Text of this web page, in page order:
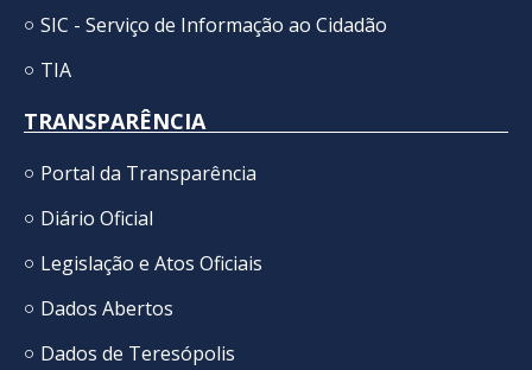
SIC - Serviço de Informação ao Cidadão
TIA
TRANSPARÊNCIA
Portal da Transparência
Diário Oficial
Legislação e Atos Oficiais
Dados Abertos
Dados de Teresópolis